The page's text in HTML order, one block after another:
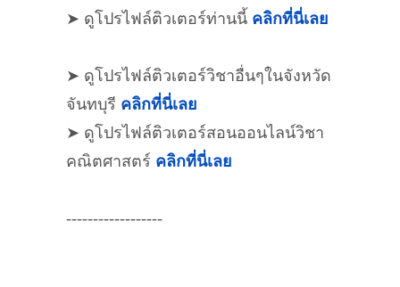
➤ ดูโปรไฟล์ติวเตอร์ท่านนี้ คลิกที่นี่เลย
➤ ดูโปรไฟล์ติวเตอร์วิชาอื่นๆในจังหวัด
จันทบุรี คลิกที่นี่เลย
➤ ดูโปรไฟล์ติวเตอร์สอนออนไลน์วิชา
คณิตศาสตร์ คลิกที่นี่เลย
------------------